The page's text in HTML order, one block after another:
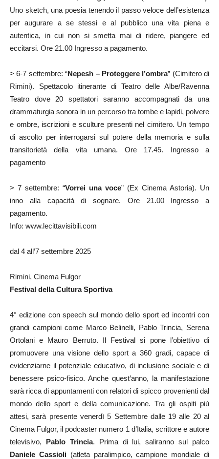
Uno sketch, una poesia tenendo il passo veloce dell’esistenza
per augurare a se stessi e al pubblico una vita piena e
autentica, in cui non si smetta mai di ridere, piangere ed
eccitarsi. Ore 21.00 Ingresso a pagamento.
> 6-7 settembre: “Nepesh – Proteggere l’ombra” (Cimitero di
Rimini). Spettacolo itinerante di Teatro delle Albe/Ravenna
Teatro dove 20 spettatori saranno accompagnati da una
drammaturgia sonora in un percorso tra tombe e lapidi, polvere
e ombre, iscrizioni e sculture presenti nel cimitero. Un tempo
di ascolto per interrogarsi sul potere della memoria e sulla
transitorietà della vita umana. Ore 17.45. Ingresso a
pagamento
> 7 settembre: “Vorrei una voce” (Ex Cinema Astoria). Un
inno alla capacità di sognare. Ore 21.00 Ingresso a
pagamento.
Info: www.lecittavisibili.com
dal 4 all’7 settembre 2025
Rimini, Cinema Fulgor
Festival della Cultura Sportiva
4° edizione con speech sul mondo dello sport ed incontri con
grandi campioni come Marco Belinelli, Pablo Trincia, Serena
Ortolani e Mauro Berruto. Il Festival si pone l’obiettivo di
promuovere una visione dello sport a 360 gradi, capace di
evidenziarne il potenziale educativo, di inclusione sociale e di
benessere psico-fisico. Anche quest’anno, la manifestazione
sarà ricca di appuntamenti con relatori di spicco provenienti dal
mondo dello sport e della comunicazione. Tra gli ospiti più
attesi, sarà presente venerdì 5 Settembre dalle 19 alle 20 al
Cinema Fulgor, il podcaster numero 1 d’Italia, scrittore e autore
televisivo, Pablo Trincia. Prima di lui, saliranno sul palco
Daniele Cassioli (atleta paralimpico, campione mondiale di